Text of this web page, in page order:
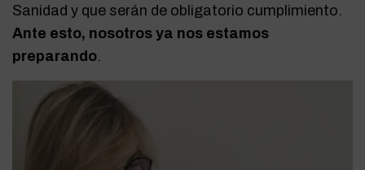
Sanidad y que serán de obligatorio cumplimiento.
Ante esto, nosotros ya nos estamos
preparando.